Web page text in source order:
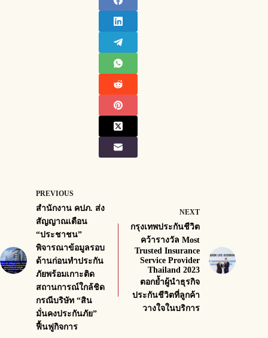
PREVIOUS
สำนักงาน คปภ. ส่ง
สัญญาณเตือน
“ประชาชน”
พิจารณาข้อมูลรอบ
ด้านก่อนทำประกัน
ภัยพร้อมเกาะติด
สถานการณ์ใกล้ชิด
กรณีบริษัท “สิน
มั่นคงประกันภัย”
ฟื้นฟูกิจการ
NEXT
กรุงเทพประกันชีวิต
คว้ารางวัล Most
Trusted Insurance
Service Provider
Thailand 2023
ตอกย้ำผู้นำธุรกิจ
ประกันชีวิตที่ลูกค้า
วางใจในบริการ